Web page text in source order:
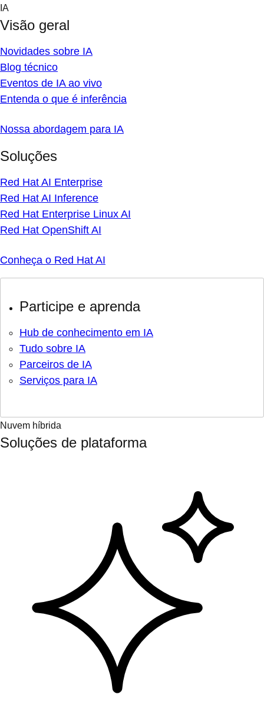
Skip
content
IA
Visão geral
Novidades sobre IA
Blog técnico
Eventos de IA ao vivo
Entenda o que é inferência
Nossa abordagem para IA
Soluções
Red Hat AI Enterprise
Red Hat AI Inference
Red Hat Enterprise Linux AI
Red Hat OpenShift AI
Conheça o Red Hat AI
Participe e aprenda
Hub de conhecimento em IA
Tudo sobre IA
Parceiros de IA
Serviços para IA
Nuvem híbrida
Soluções de plataforma